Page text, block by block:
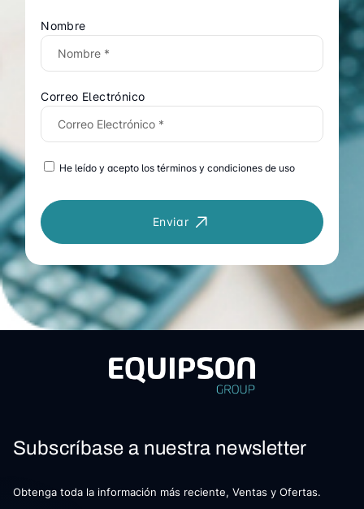
Nombre
Correo Electrónico
He leído y acepto los términos y condiciones de uso
Enviar
Subscríbase a nuestra newsletter
Obtenga toda la información más reciente, Ventas y Ofertas.